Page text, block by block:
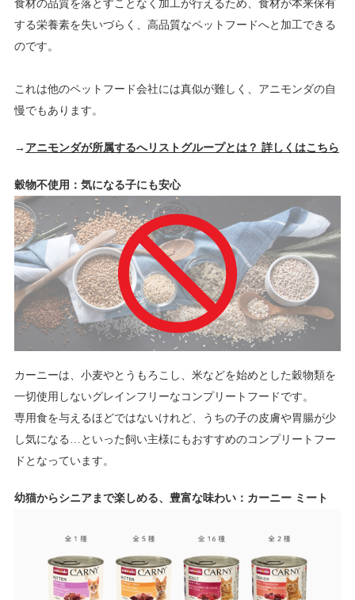
食材の品質を落とすことなく加工が行えるため、食材が本来保有
する栄養素を失いづらく、高品質なペットフードへと加工できる
のです。
これは他のペットフード会社には真似が難しく、アニモンダの自
慢でもあります。
→ アニモンダが所属するへリストグループとは？ 詳しくはこちら
穀物不使用：気になる子にも安心
カーニーは、小麦やとうもろこし、米などを始めとした穀物類を
一切使用しないグレインフリーなコンプリートフードです。
専用食を与えるほどではないけれど、うちの子の皮膚や胃腸が少
し気になる…といった飼い主様にもおすすめのコンプリートフー
ドとなっています。
幼猫からシニアまで楽しめる、豊富な味わい：カーニー ミート